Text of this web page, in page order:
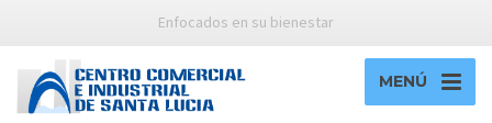
Enfocados en su bienestar
MENÚ